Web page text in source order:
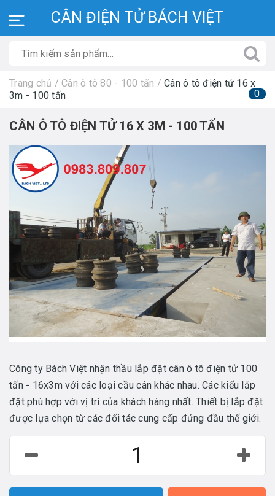
CÂN ĐIỆN TỬ BÁCH VIỆT
0
Trang chủ / Cân ô tô 80 - 100 tấn / Cân ô tô điện tử 16 x
3m - 100 tấn
CÂN Ô TÔ ĐIỆN TỬ 16 X 3M - 100 TẤN
Công ty Bách Việt nhận thầu lắp đặt cân ô tô điện tử 100
tấn - 16x3m với các loại cầu cân khác nhau. Các kiểu lắp
đặt phù hợp với vị trí của khách hàng nhất. Thiết bị lắp đặt
được lựa chọn từ các đối tác cung cấp đứng đầu thế giới.